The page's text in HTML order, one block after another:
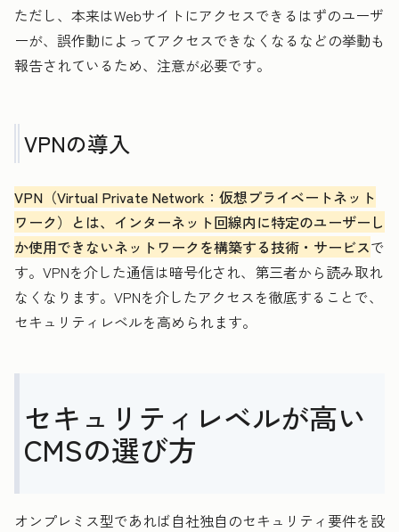
ただし、本来はWebサイトにアクセスできるはずのユーザ
ーが、誤作動によってアクセスできなくなるなどの挙動も
報告されているため、注意が必要です。
VPNの導入
VPN（Virtual Private Network：仮想プライベートネット
ワーク）とは、インターネット回線内に特定のユーザーし
か使用できないネットワークを構築する技術・サービスで
す。VPNを介した通信は暗号化され、第三者から読み取れ
なくなります。VPNを介したアクセスを徹底することで、
セキュリティレベルを高められます。
セキュリティレベルが高い
CMSの選び方
オンプレミス型であれば自社独自のセキュリティ要件を設